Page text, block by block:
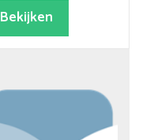
Bekijken